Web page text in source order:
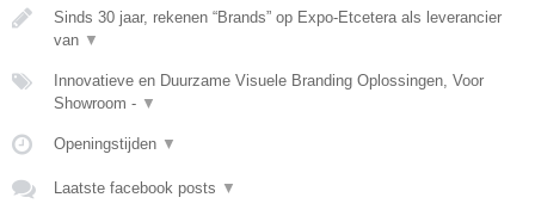
Sinds 30 jaar, rekenen “Brands” op Expo-Etcetera als leverancier
van ▼
Innovatieve en Duurzame Visuele Branding Oplossingen, Voor
Showroom - ▼
Openingstijden ▼
Laatste facebook posts ▼